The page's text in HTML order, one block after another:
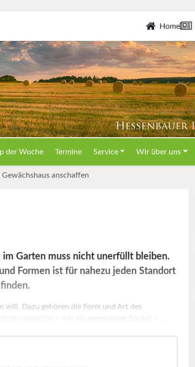
Home
der Woche Termine Service Wir über uns
Gewächshaus anschaffen
im Garten muss nicht unerfüllt bleiben.
Formen ist für nahezu jeden Standort
will. Dazu gehören die Form und Art des
– wie ein gemauerter Sockel – ...